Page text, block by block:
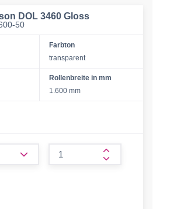
DOL 3460 Gloss
50
Farbton
transparent
Rollenbreite in mm
1.600 mm
form.increase-